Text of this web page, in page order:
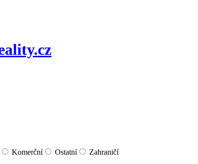
Komerční Ostatní Zahraničí